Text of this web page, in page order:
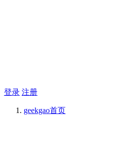
登录 注册
geekgao首页